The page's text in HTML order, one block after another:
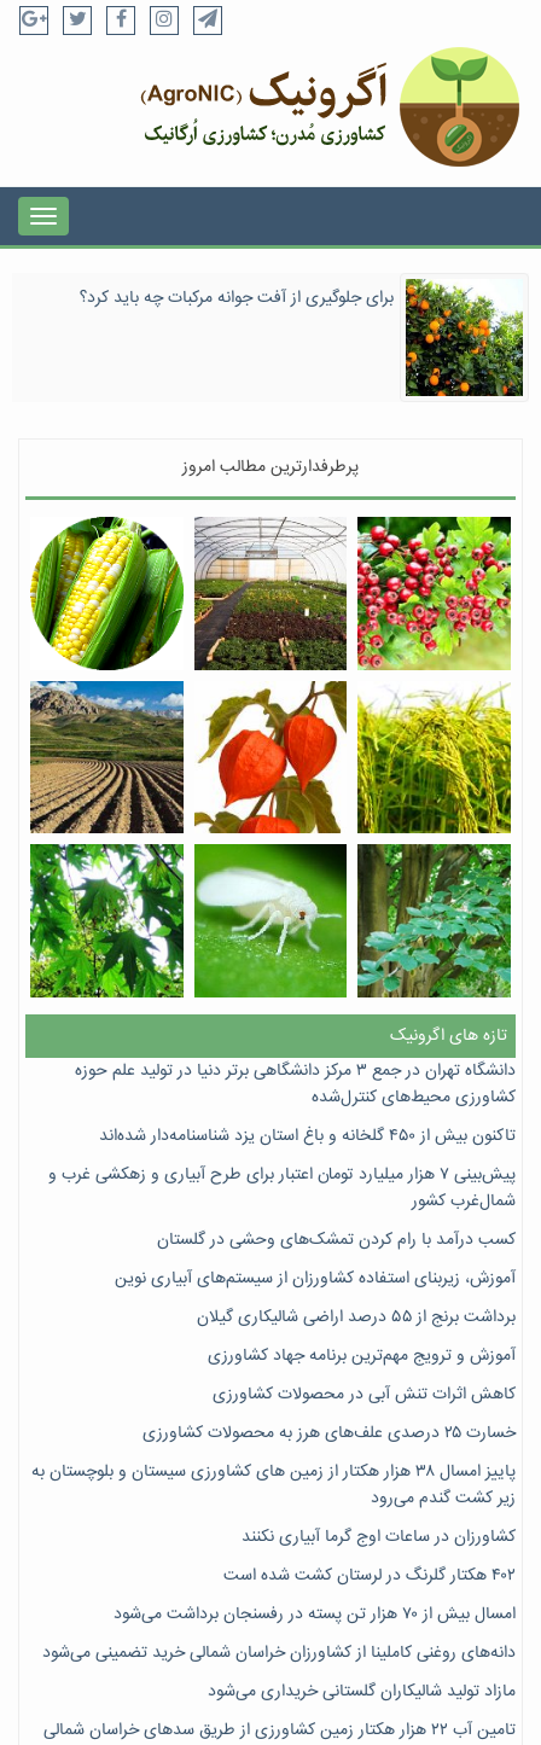
برای جلوگیری از آفت جوانه مرکبات چه باید کرد؟
پرطرفدارترین مطالب امروز
تازه های اگرونیک
دانشگاه تهران در جمع ۳ مرکز دانشگاهی برتر دنیا در تولید علم حوزه
کشاورزی محیط‌های کنترل‌شده
تاکنون بیش از ۴۵۰ گلخانه و باغ استان یزد شناسنامه‌دار شده‌اند
پیش‌بینی ۷‌ هزار میلیارد تومان اعتبار برای طرح آبیاری و زهکشی غرب و
شمال‌غرب کشور
کسب درآمد با رام کردن تمشک‌های وحشی در گلستان
آموزش، زیربنای استفاده کشاورزان از سیستم‌های آبیاری نوین
برداشت برنج از ۵۵ درصد اراضی شالیکاری گیلان
آموزش و ترویج مهم‌ترین برنامه جهاد کشاورزی
کاهش اثرات تنش آبی در محصولات کشاورزی
خسارت ۲۵ درصدی علف‌های هرز به محصولات کشاورزی
پاییز امسال ۳۸ هزار هکتار از زمین های کشاورزی سیستان و بلوچستان به
زیر کشت گندم می‌رود
کشاورزان در ساعات اوج گرما آبیاری نکنند
۴۰۲ هکتار گلرنگ در لرستان کشت شده است
امسال بیش از ۷۰ هزار تن پسته در رفسنجان برداشت می‌شود
دانه‌های روغنی کاملینا از کشاورزان خراسان شمالی خرید تضمینی می‌شود
مازاد تولید شالیکاران گلستانی خریداری می‌شود
تامین آب ۲۲ هزار هکتار زمین کشاورزی از طریق سدهای خراسان شمالی